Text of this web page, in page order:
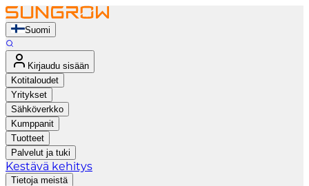
Suomi
Kirjaudu sisään
Kotitaloudet
Yritykset
Sähköverkko
Kumppanit
Tuotteet
Palvelut ja tuki
Kestävä kehitys
Tietoja meistä